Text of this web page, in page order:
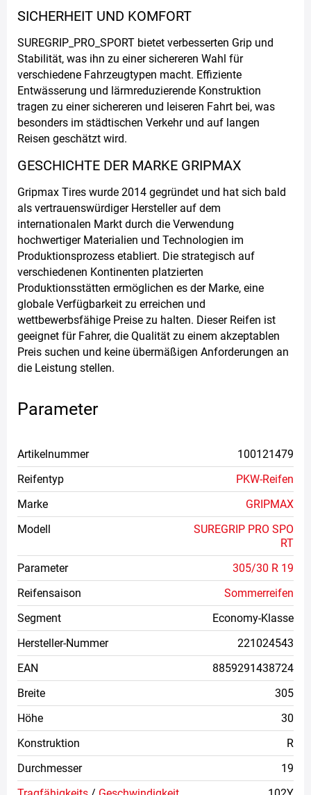
SICHERHEIT UND KOMFORT
SUREGRIP_PRO_SPORT bietet verbesserten Grip und
Stabilität, was ihn zu einer sichereren Wahl für
verschiedene Fahrzeugtypen macht. Effiziente
Entwässerung und lärmreduzierende Konstruktion
tragen zu einer sichereren und leiseren Fahrt bei, was
besonders im städtischen Verkehr und auf langen
Reisen geschätzt wird.
GESCHICHTE DER MARKE GRIPMAX
Gripmax Tires wurde 2014 gegründet und hat sich bald
als vertrauenswürdiger Hersteller auf dem
internationalen Markt durch die Verwendung
hochwertiger Materialien und Technologien im
Produktionsprozess etabliert. Die strategisch auf
verschiedenen Kontinenten platzierten
Produktionsstätten ermöglichen es der Marke, eine
globale Verfügbarkeit zu erreichen und
wettbewerbsfähige Preise zu halten. Dieser Reifen ist
geeignet für Fahrer, die Qualität zu einem akzeptablen
Preis suchen und keine übermäßigen Anforderungen an
die Leistung stellen.
Parameter
Artikelnummer
100121479
Reifentyp
PKW-Reifen
Marke
GRIPMAX
Modell
SUREGRIP PRO SPO
RT
Parameter
305/30 R 19
Reifensaison
Sommerreifen
Segment
Economy-Klasse
Hersteller-Nummer
221024543
EAN
8859291438724
Breite
305
Höhe
30
Konstruktion
R
Durchmesser
19